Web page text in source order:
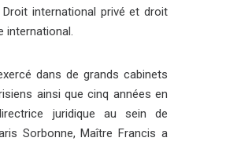
international privé et droit
international.
dans de grands cabinets
ainsi que cinq années en
juridique au sein de
Sorbonne, Maître Francis a